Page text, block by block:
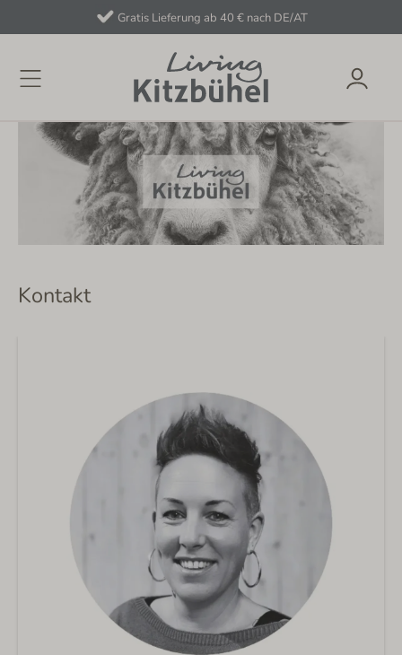
Gratis Lieferung ab 40 € nach DE/AT
Kontakt